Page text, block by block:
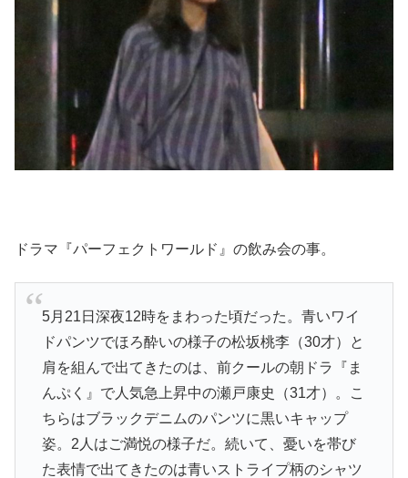
ドラマ『パーフェクトワールド』の飲み会の事。
5月21日深夜12時をまわった頃だった。青いワイ
ドパンツでほろ酔いの様子の松坂桃李（30才）と
肩を組んで出てきたのは、前クールの朝ドラ『ま
んぷく』で人気急上昇中の瀬戸康史（31才）。こ
ちらはブラックデニムのパンツに黒いキャップ
姿。2人はご満悦の様子だ。続いて、憂いを帯び
た表情で出てきたのは青いストライプ柄のシャツ